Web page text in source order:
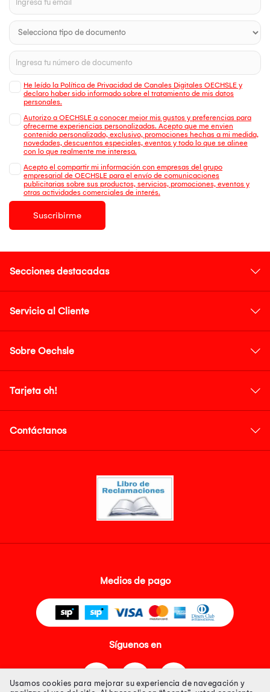
He leído la Política de Privacidad de Canales Digitales OECHSLE y
declaro haber sido informado sobre el tratamiento de mis datos
personales.
Autorizo a OECHSLE a conocer mejor mis gustos y preferencias para
ofrecerme experiencias personalizadas. Acepto que me envien
contenido personalizado, exclusivo, promociones hechas a mi medida,
novedades, descuentos especiales, eventos y todo lo que se alinee
con lo que realmente me interesa.
Acepto el compartir mi información con empresas del grupo
empresarial de OECHSLE para el envío de comunicaciones
publicitarias sobre sus productos, servicios, promociones, eventos y
otras actividades comerciales de interés.
Suscribirme
Secciones destacadas
Servicio al Cliente
Sobre Oechsle
Tarjeta oh!
Contáctanos
Medios de pago
Síguenos en
Usamos cookies para mejorar su experiencia de navegación y